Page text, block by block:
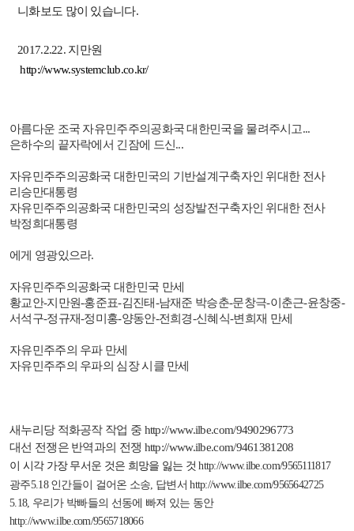
니화보도 많이 있습니다.
2017.2.22. 지만원
http://www.systemclub.co.kr/
아름다운 조국 자유민주주의공화국 대한민국을 물려주시고...
은하수의 끝자락에서 긴잠에 드신 ...
자유민주주의공화국 대한민국의 기반설계구축자인 위대한 전사
리승만대통령
자유민주주의공화국 대한민국의 성장발전구축자인 위대한 전사
박정희대통령
에게 영광있으라.
자유민주주의공화국 대한민국 만세
황교안-지만원-홍준표-김진태-남재준 박승춘-문창극-이춘근-윤창중-
서석구-정규재-정미홍-양동안-전희경-신혜식-변희재 만세
자유민주주의 우파 만세
자유민주주의 우파의 심장 시클 만세
새누리당 적화공작 작업 중 http://www.ilbe.com/9490296773
대선 전쟁은 반역과의 전쟁 http://www.ilbe.com/9461381208
이 시각 가장 무서운 것은 희망을 잃는 것 http://www.ilbe.com/9565111817
광주5.18 인간들이 걸어온 소송, 답변서 http://www.ilbe.com/9565642725
5.18, 우리가 박빠들의 선동에 빠져 있는 동안
http://www.ilbe.com/9565718066